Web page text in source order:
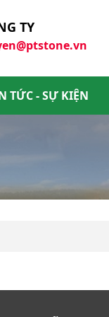
TY
TỨC - SỰ KIỆN